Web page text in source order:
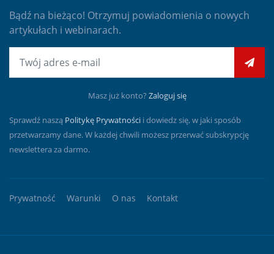
Bądź na bieżąco! Otrzymuj powiadomienia o nowych
artykułach i webinarach.
Masz już konto? Zaloguj się
Sprawdź naszą Politykę Prywatności i dowiedz się, w jaki sposób
przetwarzamy dane. W każdej chwili możesz przerwać subskrypcję
newslettera za darmo.
Prywatność Warunki O nas Kontakt